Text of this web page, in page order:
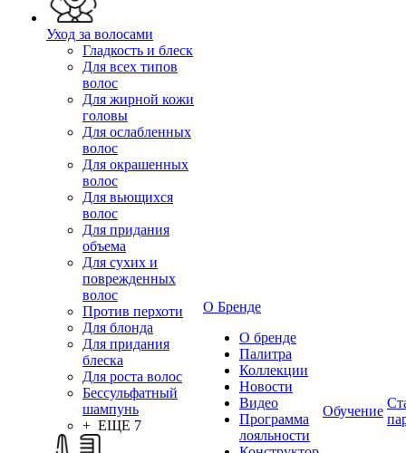
Уход за волосами
Гладкость и блеск
Для всех типов
волос
Для жирной кожи
головы
Для ослабленных
волос
Для окрашенных
волос
Для вьющихся
волос
Для придания
объема
Для сухих и
поврежденных
волос
Против перхоти
Для блонда
Для придания
блеска
Для роста волос
Бессульфатный
шампунь
+ ЕЩЕ 7
О Бренде
О бренде
Палитра
Коллекции
Новости
Видео
Программа
лояльности
Обучение